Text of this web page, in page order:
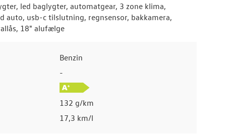
led baglygter, automatgear, 3 zone klima,
usb-c tilslutning, regnsensor, bakkamera,
18" alufælge
Benzin
-
132 g/km
17,3 km/l